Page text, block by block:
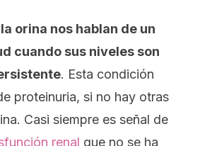
orina nos hablan de un
cuando sus niveles son
. Esta condición
proteinuria, si no hay otras
Casi siempre es señal de
renal que no se ha